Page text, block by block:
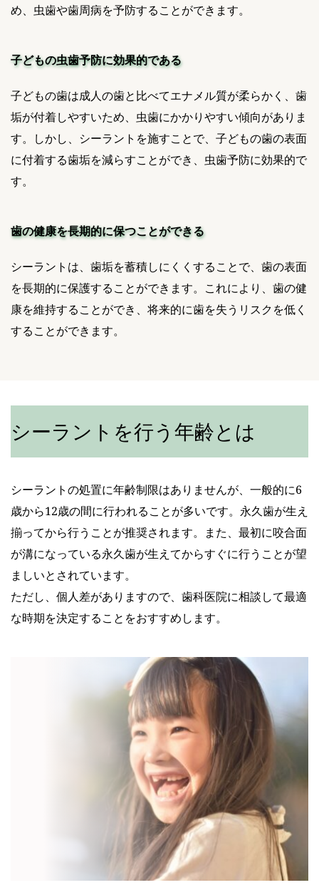
め、虫歯や歯周病を予防することができます。
子どもの虫歯予防に効果的である
子どもの歯は成人の歯と比べてエナメル質が柔らかく、歯
垢が付着しやすいため、虫歯にかかりやすい傾向がありま
す。しかし、シーラントを施すことで、子どもの歯の表面
に付着する歯垢を減らすことができ、虫歯予防に効果的で
す。
歯の健康を長期的に保つことができる
シーラントは、歯垢を蓄積しにくくすることで、歯の表面
を長期的に保護することができます。これにより、歯の健
康を維持することができ、将来的に歯を失うリスクを低く
することができます。
シーラントを行う年齢とは
シーラントの処置に年齢制限はありませんが、一般的に6
歳から12歳の間に行われることが多いです。永久歯が生え
揃ってから行うことが推奨されます。また、最初に咬合面
が溝になっている永久歯が生えてからすぐに行うことが望
ましいとされています。
ただし、個人差がありますので、歯科医院に相談して最適
な時期を決定することをおすすめします。